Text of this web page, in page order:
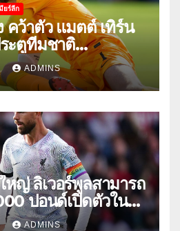
ยร์ลีก
คว้าตัว แมตต์ เทิร์น
ระตูทีมชาติ
ADMINS
ญ่ ลิเวอร์พูลสามารถ
ปอนด์เปิดตัวใน
นัดแรกของฤดูร้อน
ADMINS